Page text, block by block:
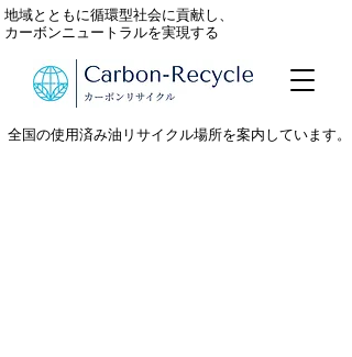
全国の使用済み油リサイクル場所を案内しています。
地域とともに循環型社会に貢献し、
カーボンニュートラルを実現する